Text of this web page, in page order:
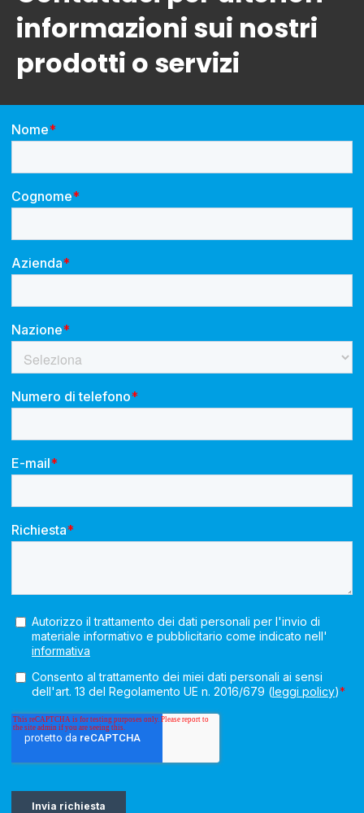
informazioni sui nostri
prodotti o servizi